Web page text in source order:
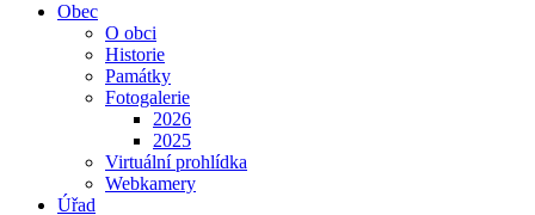
Obec
O obci
Historie
Památky
Fotogalerie
2026
2025
Virtuální prohlídka
Webkamery
Úřad